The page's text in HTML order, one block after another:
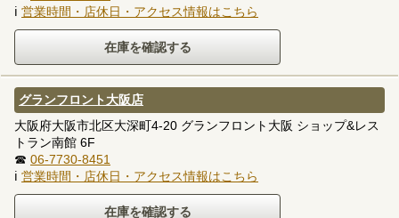
ℹ 営業時間・店休日・アクセス情報はこちら
グランフロント大阪店
大阪府大阪市北区大深町4-20 グランフロント大阪 ショップ&レス
トラン南館 6F
☎ 06-7730-8451
ℹ 営業時間・店休日・アクセス情報はこちら